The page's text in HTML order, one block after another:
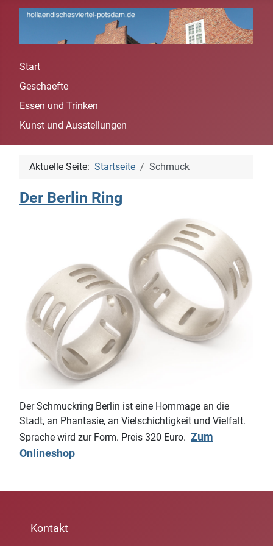
Start
Geschaefte
Essen und Trinken
Kunst und Ausstellungen
Aktuelle Seite: Startseite Schmuck
Der Berlin Ring
Der Schmuckring Berlin ist eine Hommage an die
Stadt, an Phantasie, an Vielschichtigkeit und Vielfalt.
Sprache wird zur Form. Preis 320 Euro. Zum
Onlineshop
Kontakt